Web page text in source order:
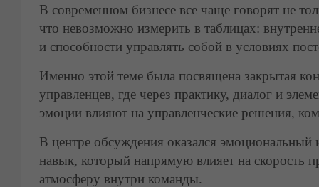
В современном бизнесе все чаще говорят не
что невозможно измерить в таблицах:
и способности управлять собой в условиях
Именно этой теме была посвящена закрытая
управленцев, где через практику, диалог и
эмоции влияют на управленческие решения,
В центре обсуждения оказался
навык, который напрямую влияет на скорость
атмосферу внутри команды.